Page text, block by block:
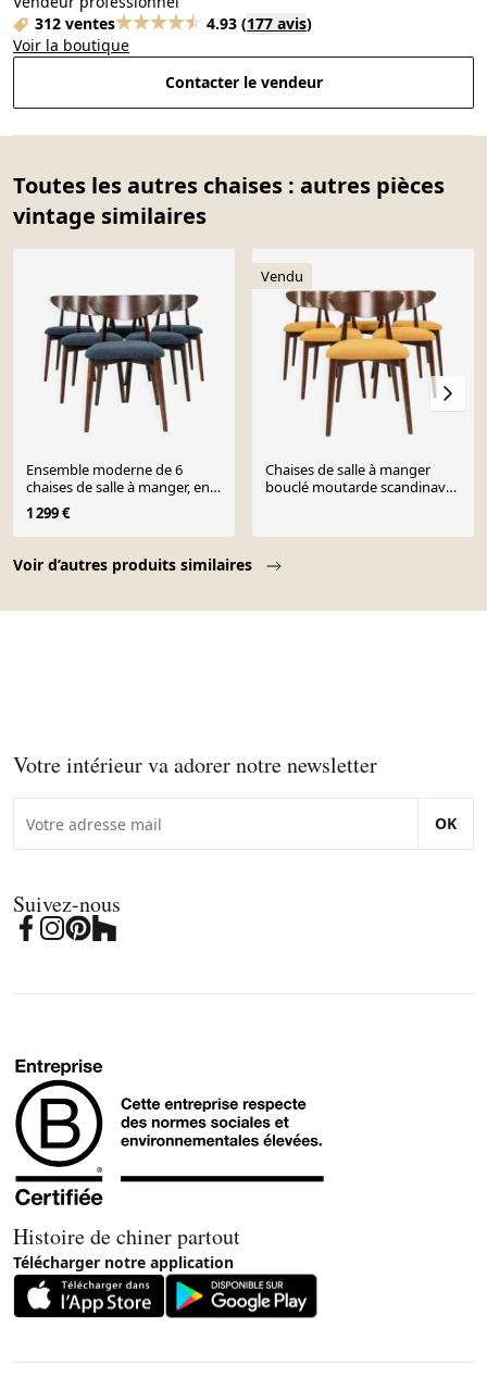
312 ventes
4.93 (177 avis)
Voir la boutique
Contacter le vendeur
Toutes les autres chaises : autres pièces
vintage similaires
Voir d’autres produits similaires
Ensemble moderne de 6
chaises de salle à manger, en
bouclé bleu marine et en bois
de hêtre foncé.
1 299 €
Vendu
Chaises de salle à manger
bouclé moutarde scandinave
Votre intérieur va adorer notre newsletter
OK
Suivez-nous
Histoire de chiner partout
Télécharger notre application